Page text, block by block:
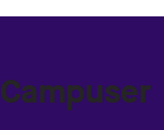
Campuser